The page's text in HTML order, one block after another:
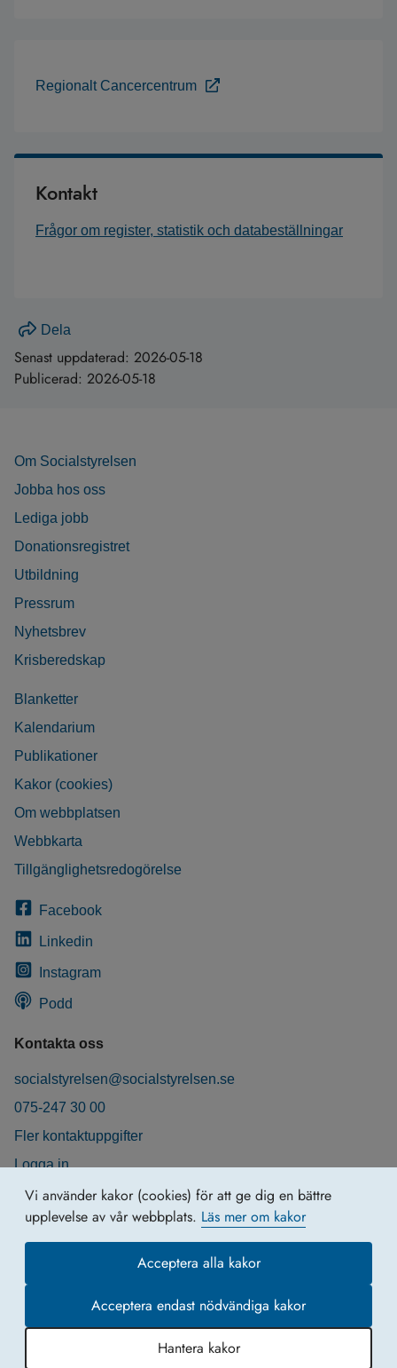
Vi använder kakor (cookies) för att ge dig en bättre
upplevelse av vår webbplats. Läs mer om kakor
Acceptera alla kakor
Acceptera endast nödvändiga kakor
Hantera kakor
Regionalt Cancercentrum
Kontakt
Frågor om register, statistik och databeställningar
Dela
Senast uppdaterad: 2026-05-18
Publicerad: 2026-05-18
Om Socialstyrelsen
Jobba hos oss
Lediga jobb
Donationsregistret
Utbildning
Pressrum
Nyhetsbrev
Krisberedskap
Blanketter
Kalendarium
Publikationer
Kakor (cookies)
Om webbplatsen
Webbkarta
Tillgänglighetsredogörelse
Facebook
Linkedin
Instagram
Podd
Kontakta oss
socialstyrelsen@socialstyrelsen.se
075-247 30 00
Fler kontaktuppgifter
Logga in
Behandling av personuppgifter